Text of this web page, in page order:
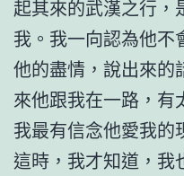
起其來的武漢之行，
我。我一向認為他不
他的盡情，說出來的
來他跟我在一路，有
我最有信念他愛我的
這時，我才知道，我